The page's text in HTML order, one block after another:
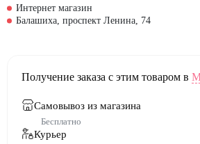
Интернет магазин
Балашиха, проспект Ленина, 74
Получение заказа с этим товаром в
Самовывоз из магазина
Бесплатно
Курьер